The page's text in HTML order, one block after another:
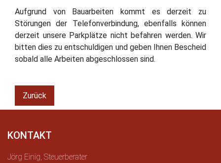
Aufgrund von Bauarbeiten kommt es derzeit zu
Störungen der Telefonverbindung, ebenfalls können
derzeit unsere Parkplätze nicht befahren werden. Wir
bitten dies zu entschuldigen und geben Ihnen Bescheid
sobald alle Arbeiten abgeschlossen sind.
Zurück
KONTAKT
Jörg Einig, Steuerberater